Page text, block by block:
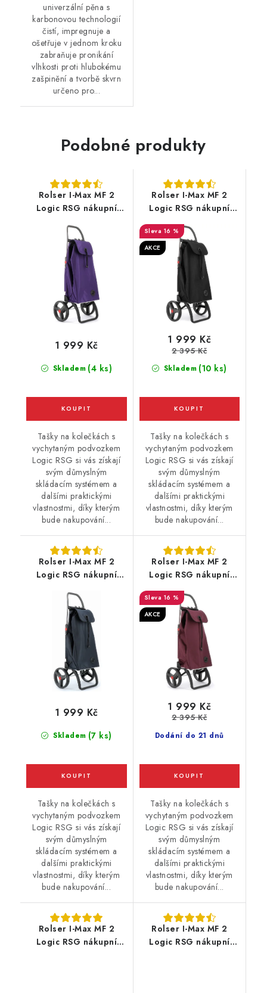
univerzální pěna s
karbonovou technologií
čistí, impregnuje a
ošetřuje v jednom kroku
zabraňuje pronikání
vlhkosti proti hlubokému
zašpinění a tvorbě skvrn
určeno pro...
Podobné produkty
Rolser I-Max MF 2
Logic RSG nákupní
kolečkách, fialová
Skladem (4 ks)
1 999 Kč
Tašky na kolečkách s
vychytaným podvozkem
Logic RSG si vás získají
svým důmyslným
skládacím systémem a
dalšími praktickými
vlastnostmi, díky kterým
bude nakupování...
Rolser I-Max MF 2
Logic RSG nákupní
kolečkách, černá
16 %
AKCE
Skladem (10 ks)
1 999 Kč
2 395 Kč
Tašky na kolečkách s
vychytaným podvozkem
Logic RSG si vás získají
svým důmyslným
skládacím systémem a
dalšími praktickými
vlastnostmi, díky kterým
bude nakupování...
Rolser I-Max MF 2
Logic RSG nákupní
kolečkách, tmavě šedá
Skladem (7 ks)
1 999 Kč
Tašky na kolečkách s
vychytaným podvozkem
Logic RSG si vás získají
svým důmyslným
skládacím systémem a
dalšími praktickými
vlastnostmi, díky kterým
bude nakupování...
Rolser I-Max MF 2
Logic RSG nákupní
taška na velkých
kolečkách, bordó
16 %
AKCE
Dodání do 21 dnů
1 999 Kč
2 395 Kč
Tašky na kolečkách s
vychytaným podvozkem
Logic RSG si vás získají
svým důmyslným
skládacím systémem a
dalšími praktickými
vlastnostmi, díky kterým
bude nakupování...
Rolser I-Max MF 2
Logic RSG nákupní
Rolser I-Max MF 2
Logic RSG nákupní